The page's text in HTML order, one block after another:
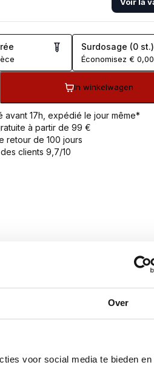
Over
voor social media te bieden en
Surdosage (0 st.)
Économisez € 0,00
In winkelwagen
avant 17h, expédié le jour même*
à partir de 99 €
retour de 100 jours
clients 9,7/10
pas optimal et des
élevée. Les vis plus
actuelles sont de plus
des marques A les plus